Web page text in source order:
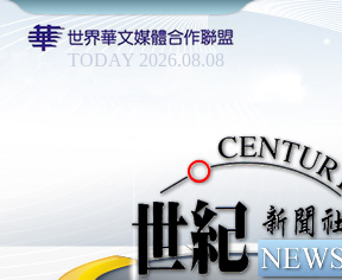
TODAY 2026.08.08